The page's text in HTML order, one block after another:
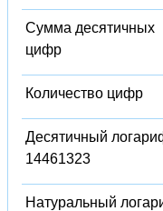
Сумма десятичных
цифр
Количество цифр
Десятичный
14461323
Натуральный